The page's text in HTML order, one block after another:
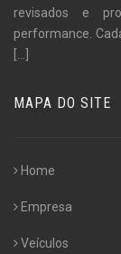
revisados e
performance.
[...]
MAPA DO SITE
Home
Empresa
Veículos